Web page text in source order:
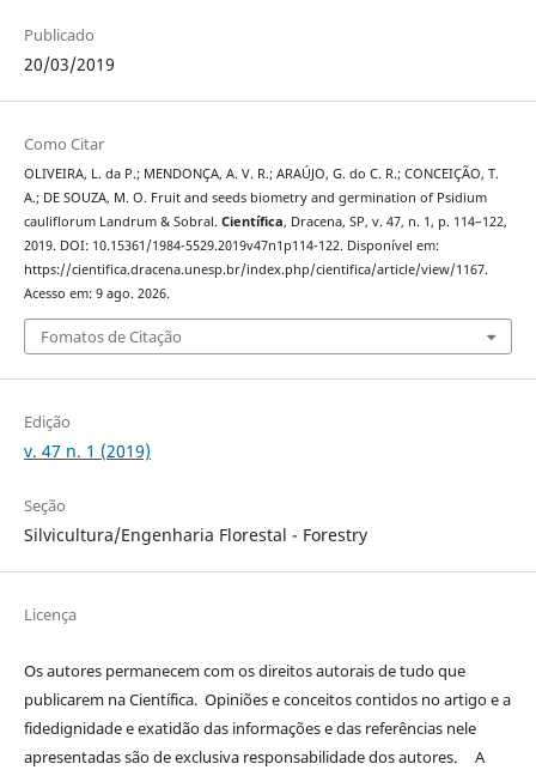
Publicado
20/03/2019
Como Citar
OLIVEIRA, L. da P.; MENDONÇA, A. V. R.; ARAÚJO, G. do C. R.; CONCEIÇÃO, T.
A.; DE SOUZA, M. O. Fruit and seeds biometry and germination of Psidium
cauliflorum Landrum & Sobral. Científica, Dracena, SP, v. 47, n. 1, p. 114–122,
2019. DOI: 10.15361/1984-5529.2019v47n1p114-122. Disponível em:
https://cientifica.dracena.unesp.br/index.php/cientifica/article/view/1167.
Acesso em: 9 ago. 2026.
Fomatos de Citação
Edição
v. 47 n. 1 (2019)
Seção
Silvicultura/Engenharia Florestal - Forestry
Licença
Os autores permanecem com os direitos autorais de tudo que
publicarem na Científica. Opiniões e conceitos contidos no artigo e a
fidedignidade e exatidão das informações e das referências nele
apresentadas são de exclusiva responsabilidade dos autores. A